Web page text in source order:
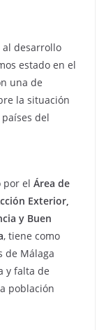
al desarrollo
estado en el
una de
la situación
del
por el Área de
Exterior,
y Buen
, tiene como
de Málaga
y falta de
población